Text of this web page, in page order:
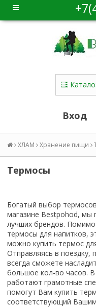
Вход
ХЛАМ Хранение пищи
Термосы
Богатый выбор
магазине Bestpohod, мы
лучших брендов.
термосы для напитков,
можно купить термос
Отправляясь в поездку,
всегда сможете
большое кол-во часов.
работают грамотные
помогут Вам купить
соответствующий